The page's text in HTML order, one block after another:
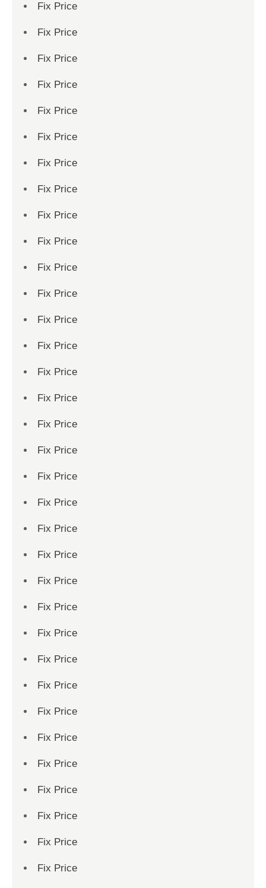
Fix Price
Fix Price
Fix Price
Fix Price
Fix Price
Fix Price
Fix Price
Fix Price
Fix Price
Fix Price
Fix Price
Fix Price
Fix Price
Fix Price
Fix Price
Fix Price
Fix Price
Fix Price
Fix Price
Fix Price
Fix Price
Fix Price
Fix Price
Fix Price
Fix Price
Fix Price
Fix Price
Fix Price
Fix Price
Fix Price
Fix Price
Fix Price
Fix Price
Fix Price